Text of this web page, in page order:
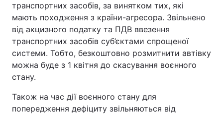
транспортних засобів, за винятком тих, які
мають походження з країни-агресора. Звільнено
від акцизного податку та ПДВ ввезення
транспортних засобів суб’єктами спрощеної
системи. Тобто, безкоштовно розмитнити автівку
можна буде з 1 квітня до скасування воєнного
стану.
Також на час дії воєнного стану для
попередження дефіциту звільняються від